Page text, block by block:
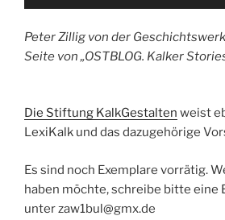
Peter Zillig von der
Seite von „OSTBLOG. Kalker
Die Stiftung KalkGestalten weist
LexiKalk und das dazugehörige
Es sind noch Exemplare vorrätig.
haben möchte, schreibe bitte eine
unter zaw1bul@gmx.de